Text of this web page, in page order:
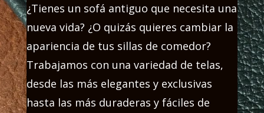
¿Tienes un sofá antiguo que necesita una
nueva vida? ¿O quizás quieres cambiar la
apariencia de tus sillas de comedor?
Trabajamos con una variedad de telas,
desde las más elegantes y exclusivas
hasta las más duraderas y fáciles de